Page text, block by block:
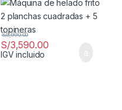
S/3,590.00
S/3,990.00
IGV incluido